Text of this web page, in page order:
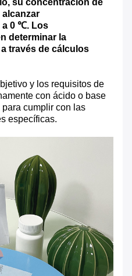
su concentración de
a 0 ℃. Los
determinar la
través de cálculos
y los requisitos de
con ácido o base
cumplir con las
específicas.